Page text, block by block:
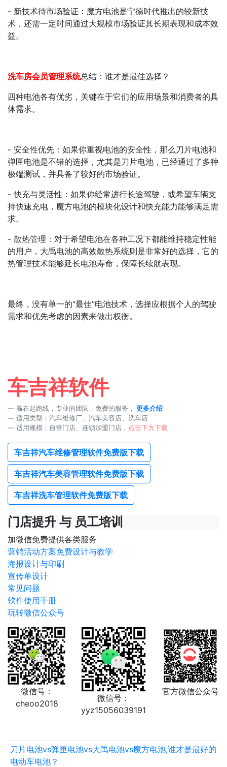
- 新技术待市场验证：魔方电池是宁德时代推出的较新技
术，还需一定时间通过大规模市场验证其长期表现和成本效
益。
洗车房会员管理系统总结：谁才是最佳选择？
四种电池各有优劣，关键在于它们的应用场景和消费者的具
体需求。
- 安全性优先：如果你重视电池的安全性，那么刀片电池和
弹匣电池是不错的选择，尤其是刀片电池，已经通过了多种
极端测试，并具备了较好的市场验证。
- 快充与灵活性：如果你经常进行长途驾驶，或希望车辆支
持快速充电，魔方电池的模块化设计和快充能力能够满足需
求。
- 散热管理：对于希望电池在各种工况下都能维持稳定性能
的用户，大禹电池的高效散热系统则是非常好的选择，它的
热管理技术能够延长电池寿命，保障长续航表现。
最终，没有单一的“最佳”电池技术，选择应根据个人的驾驶
需求和优先考虑的因素来做出权衡。
车吉祥软件
赢在起跑线，专业的团队，免费的服务， 更多介绍
适用类型：汽车维修厂、汽车美容店、洗车店
适用规模：自营门店、连锁加盟门店， 点击下方下载
车吉祥汽车维修管理软件免费版下载
车吉祥汽车美容管理软件免费版下载
车吉祥洗车管理软件免费版下载
门店提升 与 员工培训
加微信免费提供各类服务
营销活动方案免费设计与教学
海报设计与印刷
宣传单设计
常见问题
软件使用手册
玩转微信公众号
微信号：
cheoo2018
微信号：
yyz15056039191
官方微信公众号
刀片电池vs弹匣电池vs大禹电池vs魔方电池,谁才是最好的
电动车电池？